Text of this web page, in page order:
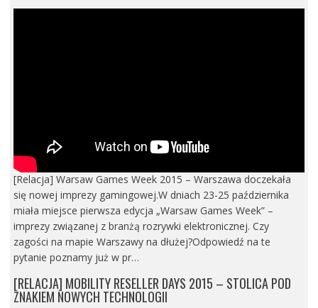
[Relacja] Warsaw Games Week 2015 – Warszawa doczekała
się nowej imprezy gamingowej.W dniach 23-25 października
miała miejsce pierwsza edycja „Warsaw Games Week” –
imprezy związanej z branżą rozrywki elektronicznej. Czy
zagości na mapie Warszawy na dłużej?Odpowiedź na te
pytanie poznamy już w pr…
[RELACJA] MOBILITY RESELLER DAYS 2015 – STOLICA POD
ZNAKIEM NOWYCH TECHNOLOGII